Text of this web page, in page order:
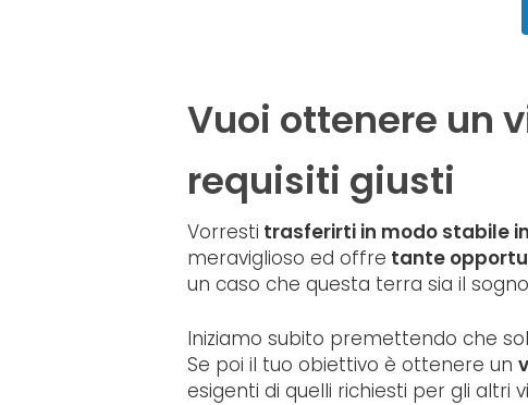
Hit enter to search or ESC to close
Vuoi ottenere un
requisiti giusti
Vorresti trasferirti in modo stabile
meraviglioso ed offre tante
un caso che questa terra sia il
Iniziamo subito premettendo che
Se poi il tuo obiettivo è ottenere un
esigenti di quelli richiesti per gli altri